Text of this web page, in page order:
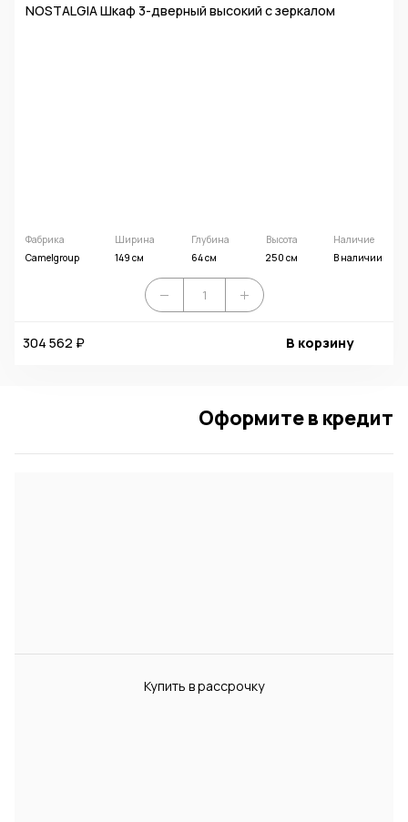
NOSTALGIA Шкаф 3-дверный высокий с зеркалом
Фабрика
Camelgroup
Ширина
149 см
Глубина
64 см
Высота
250 см
Наличие
В наличии
304 562 ₽ В корзину
Оформите в кредит
Купить в рассрочку